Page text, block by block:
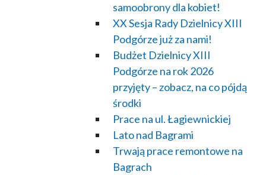
samoobrony dla kobiet!
XX Sesja Rady Dzielnicy XIII
Podgórze już za nami!
Budżet Dzielnicy XIII
Podgórze na rok 2026
przyjęty – zobacz, na co pójdą
środki
Prace na ul. Łagiewnickiej
Lato nad Bagrami
Trwają prace remontowe na
Bagrach